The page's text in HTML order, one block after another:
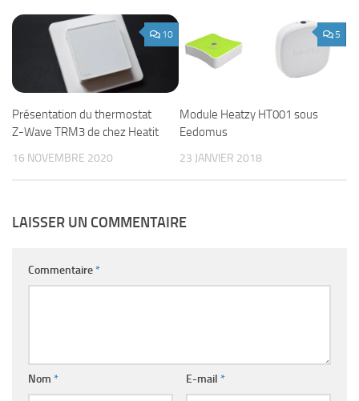
10
Présentation du thermostat
Z-Wave TRM3 de chez Heatit
16 NOVEMBRE 2020
5
Module Heatzy HT001 sous
Eedomus
23 JANVIER 2018
LAISSER UN COMMENTAIRE
Commentaire*
Nom * E-mail *